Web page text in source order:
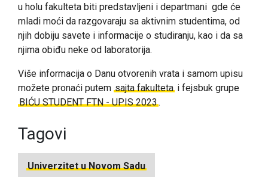
u holu fakulteta biti predstavljeni i departmani gde će
mladi moći da razgovaraju sa aktivnim studentima, od
njih dobiju savete i informacije o studiranju, kao i da sa
njima obiđu neke od laboratorija.
Više informacija o Danu otvorenih vrata i samom upisu
možete pronaći putem sajta fakulteta i fejsbuk grupe
BIĆU STUDENT FTN - UPIS 2023.
Tagovi
Univerzitet u Novom Sadu